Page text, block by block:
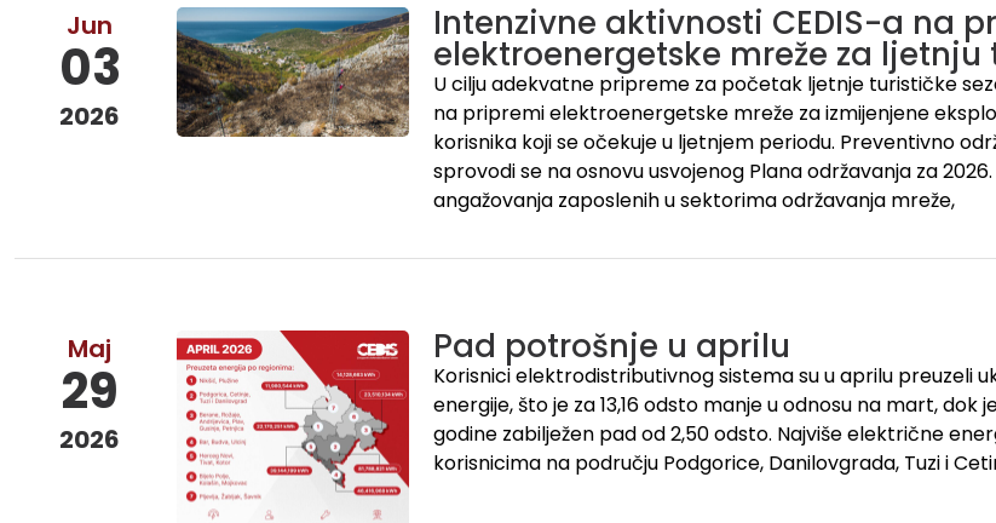
Jun
03
2026
Intenzivne aktivnosti CEDIS-a na
elektroenergetske mreže za ljetnju
U cilju adekvatne pripreme za početak ljetnje turističke
na pripremi elektroenergetske mreže za izmijenjene
korisnika koji se očekuje u ljetnjem periodu. Preventivno
sprovodi se na osnovu usvojenog Plana održavanja za
angažovanja zaposlenih u sektorima održavanja mreže,
Maj
29
2026
Pad potrošnje u aprilu
Korisnici elektrodistributivnog sistema su u aprilu preuzeli
energije, što je za 13,16 odsto manje u odnosu na mart,
godine zabilježen pad od 2,50 odsto. Najviše električne
korisnicima na području Podgorice, Danilovgrada, Tuzi i